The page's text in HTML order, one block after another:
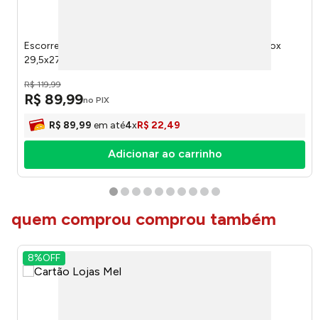
Escorredor de Louças 12 Pratos Com Porta Talheres Inox
29,5x27x33cm 8503M - Mak Inox
R$ 119,99
R$ 89,99no PIX
R$ 89,99 em até4xR$ 22,49
Adicionar ao carrinho
quem comprou comprou também
8%OFF